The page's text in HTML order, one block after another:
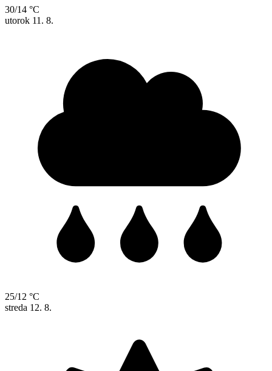
30/14 °C
utorok 11. 8.
25/12 °C
streda 12. 8.